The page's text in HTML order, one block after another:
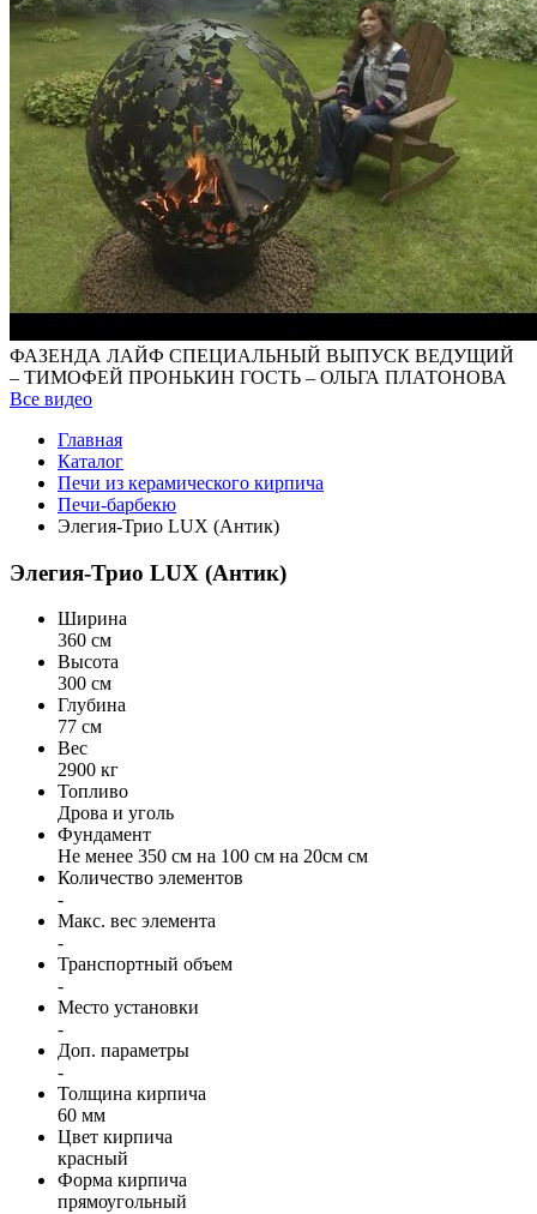
ФАЗЕНДА ЛАЙФ СПЕЦИАЛЬНЫЙ ВЫПУСК ВЕДУЩИЙ
– ТИМОФЕЙ ПРОНЬКИН ГОСТЬ – ОЛЬГА ПЛАТОНОВА
Все видео
Главная
Каталог
Печи из керамического кирпича
Печи-барбекю
Элегия-Трио LUX (Антик)
Элегия-Трио LUX (Антик)
Ширина
360 см
Высота
300 см
Глубина
77 см
Вес
2900 кг
Топливо
Дрова и уголь
Фундамент
Не менее 350 см на 100 см на 20см см
Количество элементов
-
Макс. вес элемента
-
Транспортный объем
-
Место установки
-
Доп. параметры
-
Толщина кирпича
60 мм
Цвет кирпича
красный
Форма кирпича
прямоугольный